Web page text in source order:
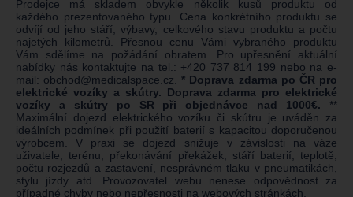
Prodejce má skladem obvykle několik kusů produktu od
každého prezentovaného typu. Cena konkrétního produktu se
odvíjí od jeho stáří, výbavy, celkového stavu produktu a počtu
najetých kilometrů. Přesnou cenu Vámi vybraného produktu
Vám sdělíme na požádání obratem. Pro upřesnění aktuální
nabídky nás kontaktujte na tel.: +420 737 814 199 nebo na e-
mail: obchod@medicalspace.cz
* Doprava zdarma po ČR pro
elektrické vozíky a skútry. Doprava zdarma pro elektrické
vozíky a skútry po SR při objednávce nad 1000€. **
Maximální dojezd elektrického vozíku či skútru je uváděn za
ideálních podmínek při použití baterií s kapacitou doporučenou
výrobcem. V praxi se dojezd snižuje v závislosti na váze
uživatele, terénu, překonávání překážek, stáří baterií, teplotě,
počtu rozjezdů a zastavení, nesprávném tlaku v pneumatikách,
stylu jízdy atd. Provozovatel webu nenese odpovědnost za
případné chyby nebo nepřesnosti na webových stránkách.